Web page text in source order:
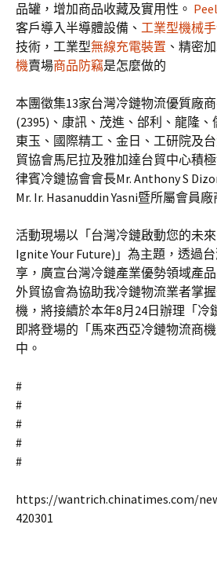
品罐，增加商品收藏及實用性。
客戶導入半導體設備、 工業型機械
技術，工業型無線充電裝置 、精密
機賣場商品防竊是怎麼做的
本團徵集13家台灣冷鏈物流優質廠
(2395)、康訊、茂進、邰利、龍隆、
東玉、國際精工、金日、工研院及
貿協會馬尼拉及雅加達台貿中心積
律賓冷鏈協會會長Mr. Anthony S
Mr. Ir. Hasanuddin Yasni暨所屬會員
活動現場以「台灣冷鏈啟動您的未來
Ignite Your Future)」為主題，透過
享，廣宣台灣冷鏈產業優勢領域產
外貿協會為協助我冷鏈物流業者掌
機，將接續於本年8月24日辦理「冷
即將登場的「馬來西亞冷鏈物流商
中。
#
#
#
#
#
https://wantrich.chinatimes.com/
420301